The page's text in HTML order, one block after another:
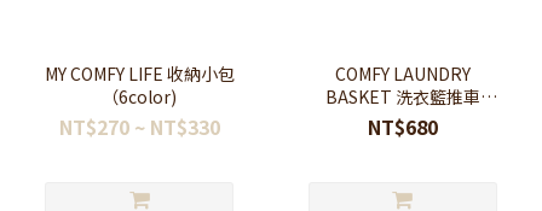
MY COMFY LIFE 收納小包
（6color)
NT$270 ~ NT$330
COMFY LAUNDRY
BASKET 洗衣籃推車
(2color)
NT$680